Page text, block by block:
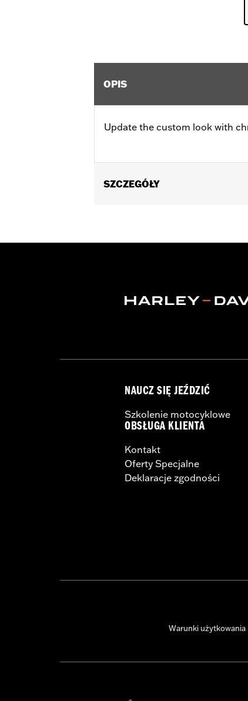
OPIS
Update the custom look with
SZCZEGÓŁY
In the Box:5 chrome-plated
NAUCZ SIĘ JEŹDZIĆ
Szkolenie motocyklowe
OBSŁUGA KLIENTA
Kontakt
Oferty Specjalne
Deklaracje zgodności
Warunki użytkowania